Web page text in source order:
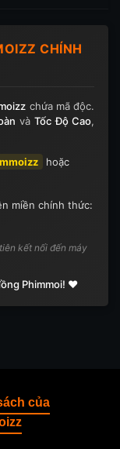
CHÍNH
chứa mã độc.
vàTốc Độ Cao,
hoặc
miền chính thức:
kết nối đến máy
Phimmoi! ❤️
của